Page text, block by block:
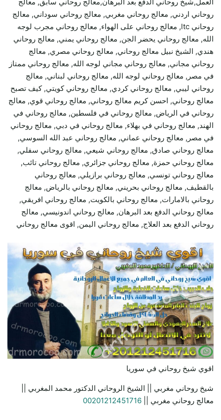
روحاني اردني, معالج روحاني مغربي, معالج روحاني سوداني, معالج
روحاني ltc, معالج روحاني على الهواء, معالج روحاني مجرب لوجه
الله, معالج روحاني يحضر الجن, معالج روحاني يمني, معالج روحاني
هندي, الشيخ نبيل معالج روحاني, معالج روحاني مصري, معالج
روحاني مجاني, معالج روحاني مجاني لوجه الله, معالج روحاني ممتاز
في مصر, معالج روحاني لوجه الله, معالج روحاني لبناني, معالج
روحاني ليبي, معالج روحاني كردي, معالج روحاني كويتي, كيف تصبح
معالج روحاني, احسن كريم معالج روحاني, معالج روحاني قوي, معالج
روحاني في الرياض, معالج روحاني في فلسطين, معالج روحاني في
الهند, معالج روحاني في بهلاء, معالج روحاني في دبي, معالج روحاني
في مصر, معالج روحاني عماني, معالج روحاني عبد الله السوسي,
معالج روحاني صادق, معالج روحاني شيعي, معالج روحاني سفلي,
معالج روحاني حمزة, معالج روحاني جزائري, معالج روحاني تائب,
معالج روحاني تونسي, معالج روحاني برازيلي, معالج روحاني
بالقطيف, معالج روحاني بحريني, معالج روحاني بالرياض, معالج
روحاني بالامارات, معالج روحاني بالكويت, معالج روحاني افريقي,
معالج روحاني الدفع بعد البرهان, معالج روحاني اندونيسي, معالج
روحاني الدفع بعد العلاج, معالج روحاني اليمن, اقوى معالج روحاني
اقوي شيخ روحاني في سوريا
شيخ روحاني مغربي || الشيخ الروحاني الدكتور محمد المغربي ||
معالج روحاني مغربي || 00201212451716